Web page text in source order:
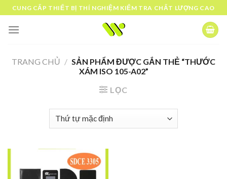
Skip
to
content
CUNG CẤP THIẾT BỊ THÍ NGHIỆM KIỂM TRA CHẤT LƯỢNG CAO
TRANG CHỦ / SẢN PHẨM ĐƯỢC GẮN THẺ “THƯỚC
XÁM ISO 105-A02”
LỌC